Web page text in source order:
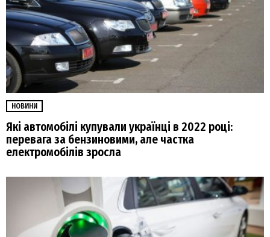
НОВИНИ
Які автомобілі купували українці в 2022 році:
перевага за бензиновими, але частка
електромобілів зросла